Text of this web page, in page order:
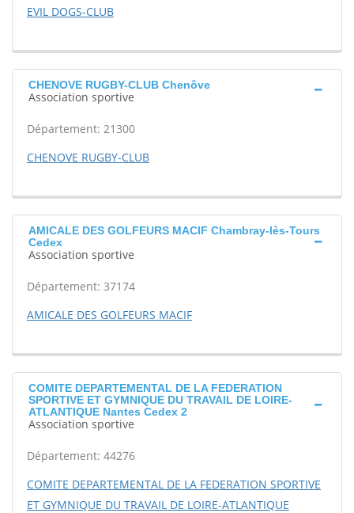
EVIL DOGS-CLUB
CHENOVE RUGBY-CLUB Chenôve
Association sportive
Département: 21300
CHENOVE RUGBY-CLUB
AMICALE DES GOLFEURS MACIF Chambray-lès-Tours
Cedex
Association sportive
Département: 37174
AMICALE DES GOLFEURS MACIF
COMITE DEPARTEMENTAL DE LA FEDERATION
SPORTIVE ET GYMNIQUE DU TRAVAIL DE LOIRE-
ATLANTIQUE Nantes Cedex 2
Association sportive
Département: 44276
COMITE DEPARTEMENTAL DE LA FEDERATION SPORTIVE
ET GYMNIQUE DU TRAVAIL DE LOIRE-ATLANTIQUE